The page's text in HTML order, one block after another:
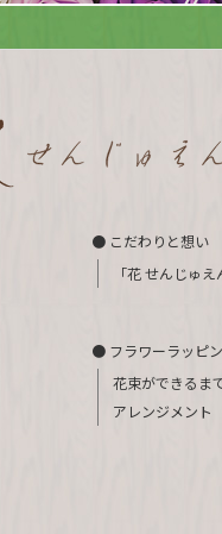
● こだわりと想い
「花 せんじゅ
● フラワーラッピ
花束ができるま
アレンジメント